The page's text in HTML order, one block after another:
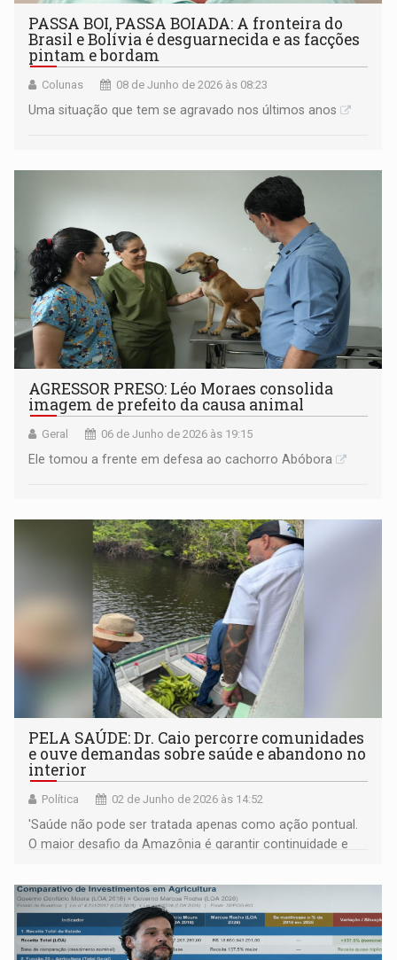
PASSA BOI, PASSA BOIADA: A fronteira do
Brasil e Bolívia é desguarnecida e as facções
pintam e bordam
Colunas 08 de Junho de 2026 às 08:23
Uma situação que tem se agravado nos últimos anos
AGRESSOR PRESO: Léo Moraes consolida
imagem de prefeito da causa animal
Geral 06 de Junho de 2026 às 19:15
Ele tomou a frente em defesa ao cachorro Abóbora
PELA SAÚDE: Dr. Caio percorre comunidades
e ouve demandas sobre saúde e abandono no
interior
Política 02 de Junho de 2026 às 14:52
'Saúde não pode ser tratada apenas como ação pontual.
O maior desafio da Amazônia é garantir continuidade e